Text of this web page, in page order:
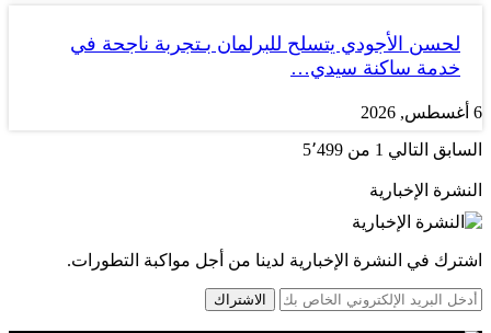
لحسن الأجودي يتسلح للبرلمان بـتجربة ناجحة في
خدمة ساكنة سيدي…
6 أغسطس, 2026
السابق التالي 1 من 5٬499
النشرة الإخبارية
اشترك في النشرة الإخبارية لدينا من أجل مواكبة التطورات.
الاشتراك